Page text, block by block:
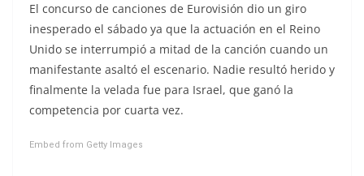
El concurso de canciones de Eurovisión dio un giro
inesperado el sábado ya que la actuación en el Reino
Unido se interrumpió a mitad de la canción cuando un
manifestante asaltó el escenario. Nadie resultó herido y
finalmente la velada fue para Israel, que ganó la
competencia por cuarta vez.
Embed from Getty Images